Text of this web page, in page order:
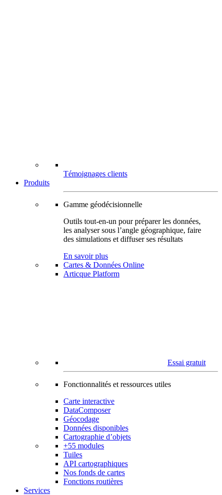
Témoignages clients
Produits
Gamme géodécisionnelle
Outils tout-en-un pour préparer les données,
les analyser sous l’angle géographique, faire
des simulations et diffuser ses résultats
En savoir plus
Cartes & Données Online
Articque Platform
Essai gratuit
Fonctionnalités et ressources utiles
Carte interactive
DataComposer
Géocodage
Données disponibles
Cartographie d’objets
+55 modules
Tuiles
API cartographiques
Nos fonds de cartes
Fonctions routières
Services